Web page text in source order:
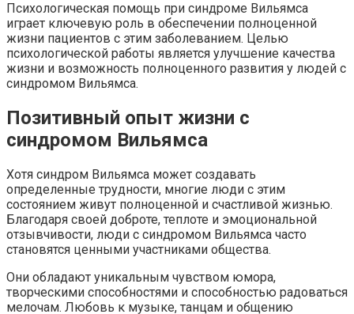
Психологическая помощь при синдроме Вильямса
играет ключевую роль в обеспечении полноценной
жизни пациентов с этим заболеванием. Целью
психологической работы является улучшение качества
жизни и возможность полноценного развития у людей с
синдромом Вильямса.
Позитивный опыт жизни с
синдромом Вильямса
Хотя синдром Вильямса может создавать
определенные трудности, многие люди с этим
состоянием живут полноценной и счастливой жизнью.
Благодаря своей доброте, теплоте и эмоциональной
отзывчивости, люди с синдромом Вильямса часто
становятся ценными участниками общества.
Они обладают уникальным чувством юмора,
творческими способностями и способностью радоваться
мелочам. Любовь к музыке, танцам и общению